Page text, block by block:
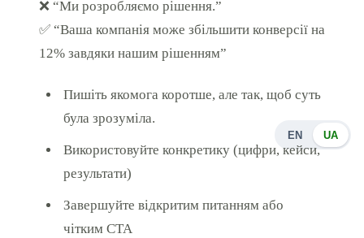
EN UA
❌ “Ми розробляємо рішення.”
✅ “Ваша компанія може збільшити конверсії на
12% завдяки нашим рішенням”
Пишіть якомога коротше, але так, щоб суть
була зрозуміла.
Використовуйте конкретику (цифри, кейси,
результати)
Завершуйте відкритим питанням або
чітким CTA